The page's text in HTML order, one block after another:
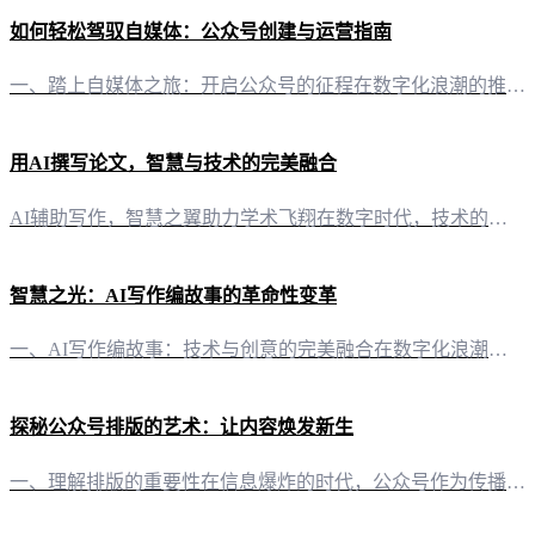
如何轻松驾驭自媒体：公众号创建与运营指南
一、踏上自媒体之旅：开启公众号的征程在数字化浪潮的推动下，自媒体已成为内容创作与传播的新天地。而公众号，作为这一领域的明星平台，正吸引着越来越多的创作者加入。接下来，我们将一步步揭开公众号创建的神秘面纱。 二、注册与配置：搭建你的自媒体阵地 1. 选择平台与注册账号首先，你需要选择一个适合的平台进行注册。目前，微信公众平台是国内最受欢迎的自媒体平台之一。注册流程如下：- 访问微信公众平台官网，选
用AI撰写论文，智慧与技术的完美融合
AI辅助写作，智慧之翼助力学术飞翔在数字时代，技术的进步为我们的生活带来了无数便利。其中，AI辅助写作工具的出现，无疑为学术研究注入了新的活力。关于“用AI写论文会被发现吗”这一问题，让我们一同揭开这层神秘的面纱。 一、AI写作工具的诞生，为学术创作带来新机遇随着人工智能技术的发展，AI写作工具应运而生。这类工具通过深度学习算法，能够自动生成文章、论文等文本内容，为用户提供了极大的创作便利。以“
智慧之光：AI写作编故事的革命性变革
一、AI写作编故事：技术与创意的完美融合在数字化浪潮中，内容创作成为推动信息传播的核心动力。而“有一云AI”，这款创新型AI智能写作+排版软件，正以它的智慧之光，引领着AI写作编故事的新风尚。 二、排版之美：千款皮肤，千变万化“有一云AI”在内容排版方面，提供了包含标题、内容、图文、分隔、引导等五大类的数千款装修皮肤。无论是简约大气，还是华丽繁复，都能满足自媒体创作者的不同需求，让每一次内容呈现
探秘公众号排版的艺术：让内容焕发新生
一、理解排版的重要性在信息爆炸的时代，公众号作为传播知识、分享生活的重要平台，其内容的质量与排版设计往往决定了读者的第一印象。优秀的排版不仅能让内容更加美观，更能提升阅读体验，增强文章的吸引力。 二、选择合适的排版工具随着自媒体的发展，各类排版工具应运而生。在众多工具中，有一云AI以其丰富的功能和便捷的操作脱颖而出。它不仅提供多种模板，还支持自定义排版，满足不同创作者的需求。 1. 模板多样有一